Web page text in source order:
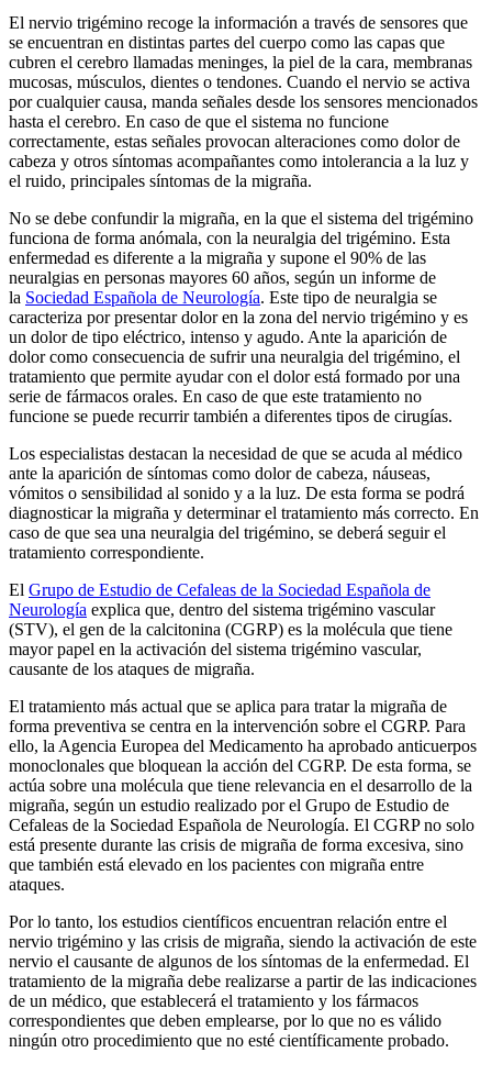
El nervio trigémino recoge la información a través de sensores que
se encuentran en distintas partes del cuerpo como las capas que
cubren el cerebro llamadas meninges, la piel de la cara, membranas
mucosas, músculos, dientes o tendones. Cuando el nervio se activa
por cualquier causa, manda señales desde los sensores mencionados
hasta el cerebro. En caso de que el sistema no funcione
correctamente, estas señales provocan alteraciones como dolor de
cabeza y otros síntomas acompañantes como intolerancia a la luz y
el ruido, principales síntomas de la migraña.
No se debe confundir la migraña, en la que el sistema del trigémino
funciona de forma anómala, con la neuralgia del trigémino. Esta
enfermedad es diferente a la migraña y supone el 90% de las
neuralgias en personas mayores 60 años, según un informe de
la Sociedad Española de Neurología. Este tipo de neuralgia se
caracteriza por presentar dolor en la zona del nervio trigémino y es
un dolor de tipo eléctrico, intenso y agudo. Ante la aparición de
dolor como consecuencia de sufrir una neuralgia del trigémino, el
tratamiento que permite ayudar con el dolor está formado por una
serie de fármacos orales. En caso de que este tratamiento no
funcione se puede recurrir también a diferentes tipos de cirugías.
Los especialistas destacan la necesidad de que se acuda al médico
ante la aparición de síntomas como dolor de cabeza, náuseas,
vómitos o sensibilidad al sonido y a la luz. De esta forma se podrá
diagnosticar la migraña y determinar el tratamiento más correcto. En
caso de que sea una neuralgia del trigémino, se deberá seguir el
tratamiento correspondiente.
El Grupo de Estudio de Cefaleas de la Sociedad Española de
Neurología explica que, dentro del sistema trigémino vascular
(STV), el gen de la calcitonina (CGRP) es la molécula que tiene
mayor papel en la activación del sistema trigémino vascular,
causante de los ataques de migraña.
El tratamiento más actual que se aplica para tratar la migraña de
forma preventiva se centra en la intervención sobre el CGRP. Para
ello, la Agencia Europea del Medicamento ha aprobado anticuerpos
monoclonales que bloquean la acción del CGRP. De esta forma, se
actúa sobre una molécula que tiene relevancia en el desarrollo de la
migraña, según un estudio realizado por el Grupo de Estudio de
Cefaleas de la Sociedad Española de Neurología. El CGRP no solo
está presente durante las crisis de migraña de forma excesiva, sino
que también está elevado en los pacientes con migraña entre
ataques.
Por lo tanto, los estudios científicos encuentran relación entre el
nervio trigémino y las crisis de migraña, siendo la activación de este
nervio el causante de algunos de los síntomas de la enfermedad. El
tratamiento de la migraña debe realizarse a partir de las indicaciones
de un médico, que establecerá el tratamiento y los fármacos
correspondientes que deben emplearse, por lo que no es válido
ningún otro procedimiento que no esté científicamente probado.